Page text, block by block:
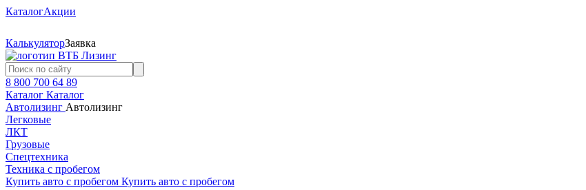
КаталогАкции
КалькуляторЗаявка
8 800 700 64 89
Каталог Каталог
Автолизинг Автолизинг
Легковые
ЛКТ
Грузовые
Спецтехника
Техника с пробегом
Купить авто с пробегом Купить авто с пробегом